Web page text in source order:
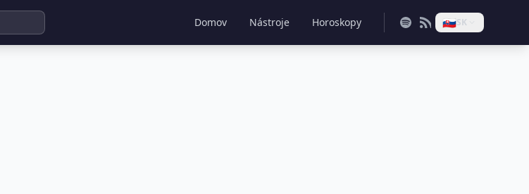
Domov Nástroje Horoskopy 🇸🇰SK